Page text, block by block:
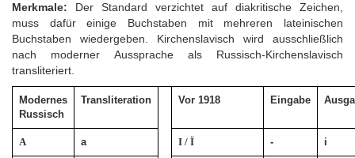
Merkmale: Der Standard verzichtet auf diakritische Zeichen,
muss dafür einige Buchstaben mit mehreren lateinischen
Buchstaben wiedergeben. Kirchenslavisch wird ausschließlich
nach moderner Aussprache als Russisch-Kirchenslavisch
transliteriert.
Modernes
Russisch
Transliteration Vor 1918 Eingabe
А a І / Ї - i